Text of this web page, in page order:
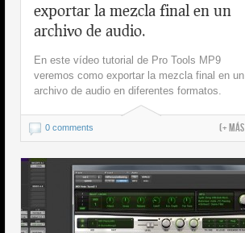
exportar la mezcla final en un
archivo de audio.
En este vídeo tutorial de Pro Tools MP9
veremos como exportar la mezcla final en un
archivo de audio en diferentes formatos.
0 comments (+ más